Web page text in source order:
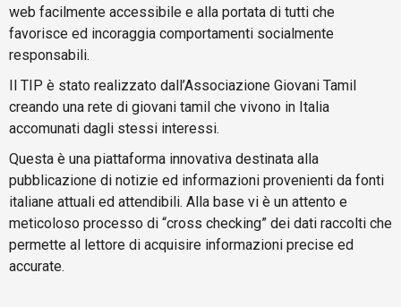
web facilmente accessibile e alla portata di tutti che
favorisce ed incoraggia comportamenti socialmente
responsabili.
Il TIP è stato realizzato dall’Associazione Giovani Tamil
creando una rete di giovani tamil che vivono in Italia
accomunati dagli stessi interessi.
Questa è una piattaforma innovativa destinata alla
pubblicazione di notizie ed informazioni provenienti da fonti
italiane attuali ed attendibili. Alla base vi è un attento e
meticoloso processo di “cross checking” dei dati raccolti che
permette al lettore di acquisire informazioni precise ed
accurate.